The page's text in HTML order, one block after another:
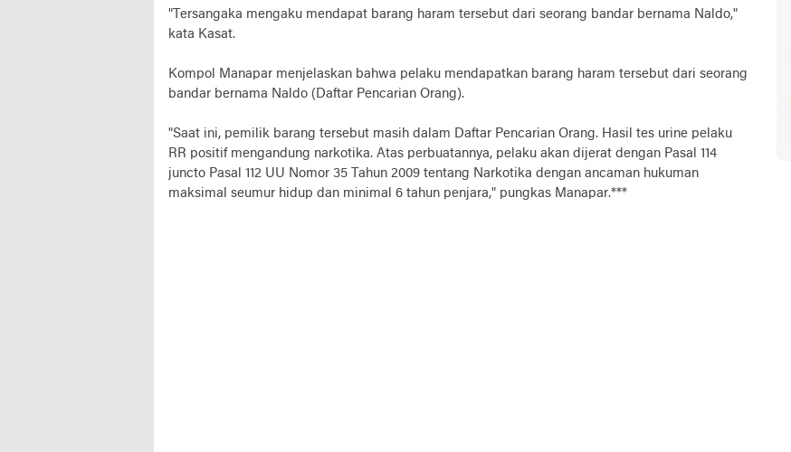
"Tersangaka mengaku mendapat barang haram tersebut dari seorang bandar bernama Naldo,"
kata Kasat.
Kompol Manapar menjelaskan bahwa pelaku mendapatkan barang haram tersebut dari seorang
bandar bernama Naldo (Daftar Pencarian Orang).
"Saat ini, pemilik barang tersebut masih dalam Daftar Pencarian Orang. Hasil tes urine pelaku
RR positif mengandung narkotika. Atas perbuatannya, pelaku akan dijerat dengan Pasal 114
juncto Pasal 112 UU Nomor 35 Tahun 2009 tentang Narkotika dengan ancaman hukuman
maksimal seumur hidup dan minimal 6 tahun penjara," pungkas Manapar.***